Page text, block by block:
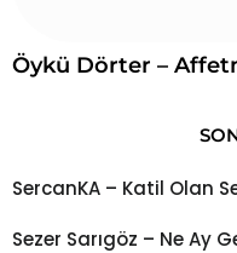
Öykü Dörter –
SercanKA – Katil Olan
Sezer Sarıgöz – Ne Ay